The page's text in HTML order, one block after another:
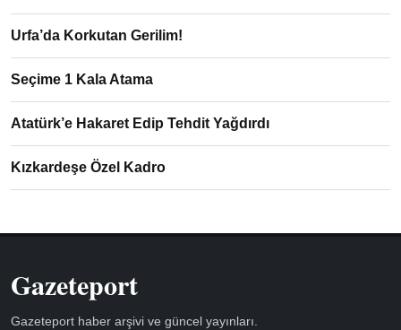
Urfa’da Korkutan Gerilim!
Seçime 1 Kala Atama
Atatürk’e Hakaret Edip Tehdit Yağdırdı
Kızkardeşe Özel Kadro
Gazeteport
Gazeteport haber arşivi ve güncel yayınları.